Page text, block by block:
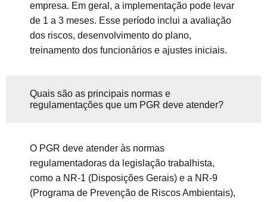
empresa. Em geral, a implementação pode levar
de 1 a 3 meses. Esse período inclui a avaliação
dos riscos, desenvolvimento do plano,
treinamento dos funcionários e ajustes iniciais.
Quais são as principais normas e
regulamentações que um PGR deve atender?
O PGR deve atender às normas
regulamentadoras da legislação trabalhista,
como a NR-1 (Disposições Gerais) e a NR-9
(Programa de Prevenção de Riscos Ambientais),